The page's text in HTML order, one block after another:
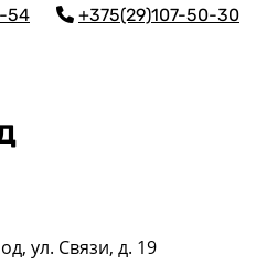
54 +375(29)107-50-30
ул. Связи, д. 19